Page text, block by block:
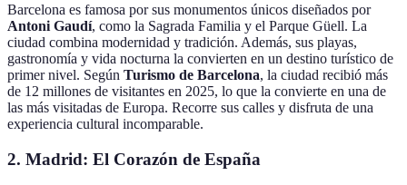
Barcelona es famosa por sus monumentos únicos diseñados por
Antoni Gaudí, como la Sagrada Familia y el Parque Güell. La
ciudad combina modernidad y tradición. Además, sus playas,
gastronomía y vida nocturna la convierten en un destino turístico de
primer nivel. Según Turismo de Barcelona, la ciudad recibió más
de 12 millones de visitantes en 2025, lo que la convierte en una de
las más visitadas de Europa. Recorre sus calles y disfruta de una
experiencia cultural incomparable.
2. Madrid: El Corazón de España